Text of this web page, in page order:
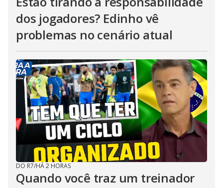
dos jogadores? Edinho vê
problemas no cenário atual
DO R7/HÁ 2 HORAS
Quando você traz um treinador